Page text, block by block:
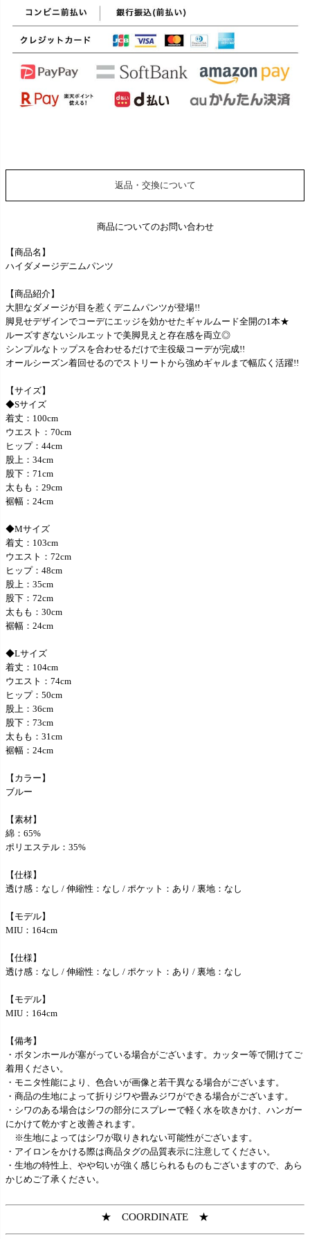
返品・交換について
商品についてのお問い合わせ
【商品名】
ハイダメージデニムパンツ
【商品紹介】
大胆なダメージが目を惹くデニムパンツが登場!!
脚見せデザインでコーデにエッジを効かせたギャルムード全開の1本★
ルーズすぎないシルエットで美脚見えと存在感を両立◎
シンプルなトップスを合わせるだけで主役級コーデが完成!!
オールシーズン着回せるのでストリートから強めギャルまで幅広く活躍!!
【サイズ】
◆Sサイズ
着丈：100cm
ウエスト：70cm
ヒップ：44cm
股上：34cm
股下：71cm
太もも：29cm
裾幅：24cm
◆Mサイズ
着丈：103cm
ウエスト：72cm
ヒップ：48cm
股上：35cm
股下：72cm
太もも：30cm
裾幅：24cm
◆Lサイズ
着丈：104cm
ウエスト：74cm
ヒップ：50cm
股上：36cm
股下：73cm
太もも：31cm
裾幅：24cm
【カラー】
ブルー
【素材】
綿：65%
ポリエステル：35%
【仕様】
透け感：なし / 伸縮性：なし / ポケット：あり / 裏地：なし
【モデル】
MIU：164cm
【仕様】
透け感：なし / 伸縮性：なし / ポケット：あり / 裏地：なし
【モデル】
MIU：164cm
【備考】
・ボタンホールが塞がっている場合がございます。カッター等で開けてご
着用ください。
・モニタ性能により、色合いが画像と若干異なる場合がございます。
・商品の生地によって折りジワや畳みジワができる場合がございます。
・シワのある場合はシワの部分にスプレーで軽く水を吹きかけ、ハンガー
にかけて乾かすと改善されます。
※生地によってはシワが取りきれない可能性がございます。
・アイロンをかける際は商品タグの品質表示に注意してください。
・生地の特性上、やや匂いが強く感じられるものもございますので、あら
かじめご了承ください。
★ COORDINATE ★